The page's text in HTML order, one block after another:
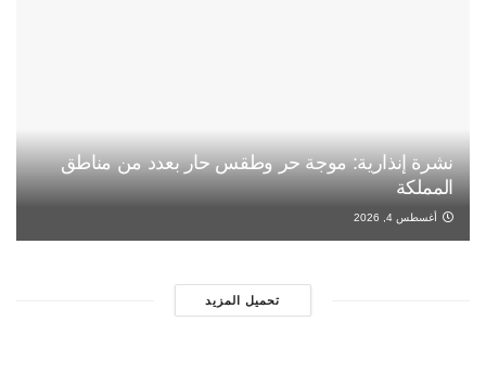
نشرة إنذارية: موجة حر وطقس حار بعدد من مناطق
المملكة
أغسطس 4, 2026
تحميل المزيد